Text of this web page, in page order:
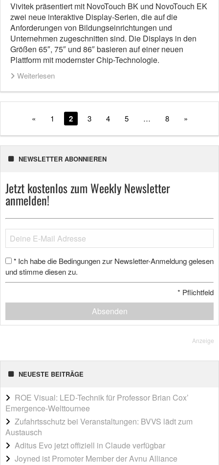
Vivitek präsentiert mit NovoTouch BK und NovoTouch EK
zwei neue interaktive Display-Serien, die auf die
Anforderungen von Bildungseinrichtungen und
Unternehmen zugeschnitten sind. Die Displays in den
Größen 65″, 75″ und 86″ basieren auf einer neuen
Plattform mit modernster Chip-Technologie.
Weiterlesen
« 1 2 3 4 5 … 8 »
NEWSLETTER ABONNIEREN
Jetzt kostenlos zum Weekly Newsletter
anmelden!
* Ich habe die Bedingungen zur Newsletter-Anmeldung gelesen
und stimme diesen zu.
* Pflichtfeld
Absenden
Anzeige
NEUESTE BEITRÄGE
ROE Visual: LED-Technik für Professor Brian Cox’
Emergence-Welttournee
Zufahrtsschutz bei Veranstaltungen: BVVS lädt zum
Austausch
Aditus Evo jetzt offiziell in Claude verfügbar
Joyned ist Promoter Member der Avnu Alliance